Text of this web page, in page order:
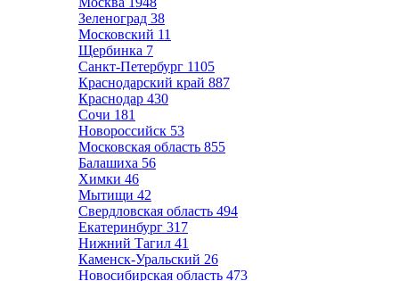
Зеленоград 38
Московский 11
Щербинка 7
Санкт-Петербург 1105
Краснодарский край 887
Краснодар 430
Сочи 181
Новороссийск 53
Московская область 855
Балашиха 56
Химки 46
Мытищи 42
Свердловская область 494
Екатеринбург 317
Нижний Тагил 41
Каменск-Уральский 26
Новосибирская область 473